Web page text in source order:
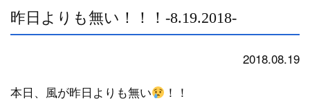
昨日よりも無い！！！-8.19.2018-
2018.08.19
本日、風が昨日よりも無い
！！